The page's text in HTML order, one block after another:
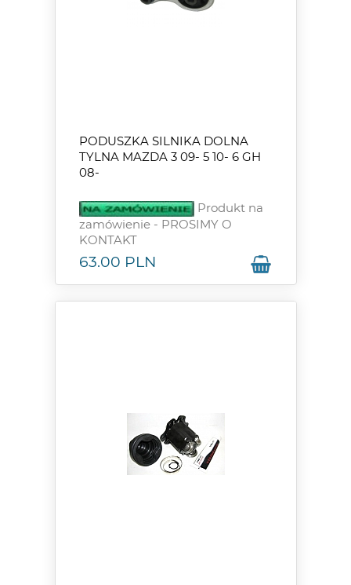
PODUSZKA SILNIKA DOLNA
TYLNA MAZDA 3 09- 5 10- 6 GH
08-
Produkt na
zamówienie - PROSIMY O
KONTAKT
63.00 PLN